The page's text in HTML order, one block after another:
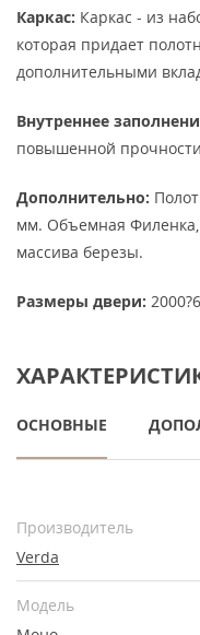
Каркас: Каркас - из
которая придает
дополнительными
Внутреннее
повышенной
Дополнительно:
мм. Объемная
массива березы.
Размеры двери:
ОСНОВНЫЕ
Производитель
Verda
Модель